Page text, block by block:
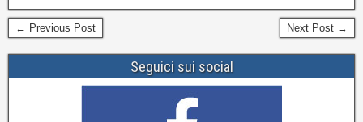
← Previous Post Next Post →
Seguici sui social